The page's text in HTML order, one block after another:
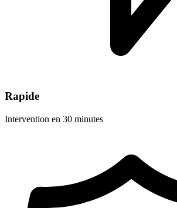
Rapide
Intervention en 30 minutes